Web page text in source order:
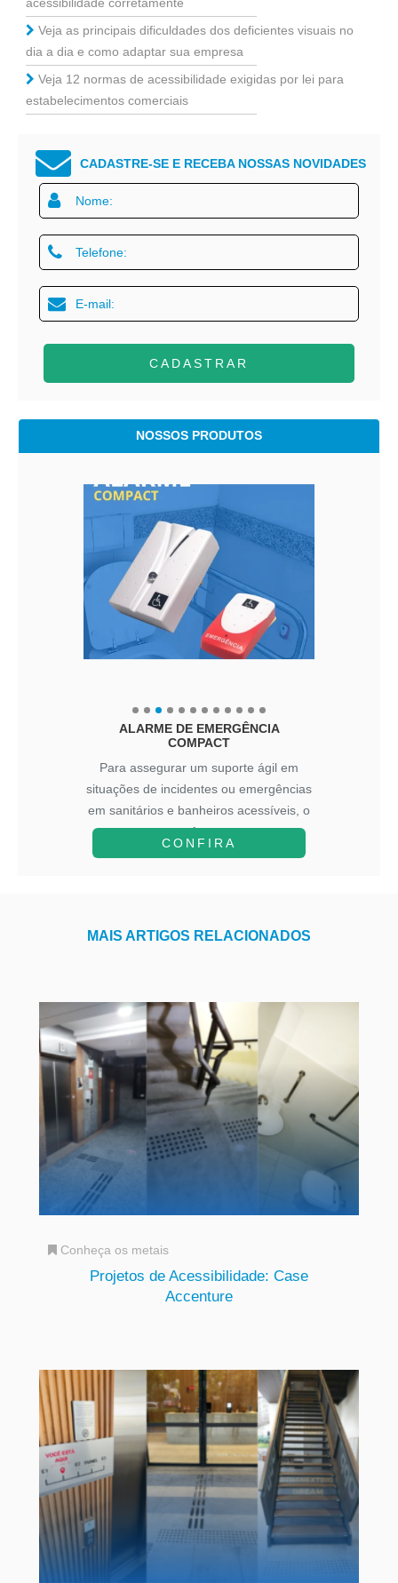
Veja as principais dificuldades dos deficientes visuais no
dia a dia e como adaptar sua empresa
Veja 12 normas de acessibilidade exigidas por lei para
estabelecimentos comerciais
CADASTRE-SE E RECEBA NOSSAS NOVIDADES
CADASTRAR
NOSSOS PRODUTOS
ALARME DE EMERGÊNCIA
COMPACT
Para assegurar um suporte ágil em
situações de incidentes ou emergências
em sanitários e banheiros acessíveis, o
A...
CONFIRA
MAIS ARTIGOS RELACIONADOS
Conheça os metais
Projetos de Acessibilidade: Case
Accenture